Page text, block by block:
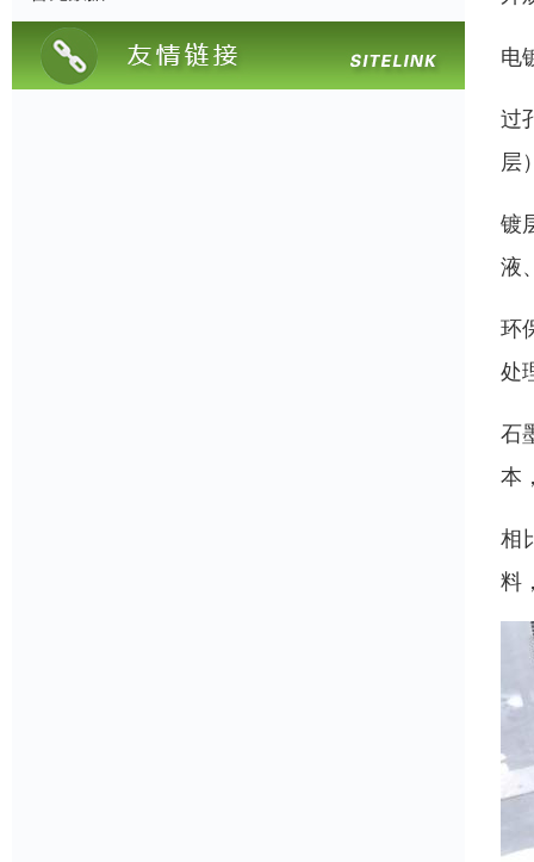
电
过
层
镀
液
环
处
石
本
相
料